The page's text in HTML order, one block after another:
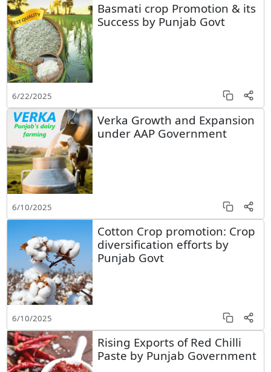
Basmati crop Promotion & its
Success by Punjab Govt
6/22/2025
Verka Growth and Expansion
under AAP Government
6/10/2025
Cotton Crop promotion: Crop
diversification efforts by
Punjab Govt
6/10/2025
Rising Exports of Red Chilli
Paste by Punjab Government